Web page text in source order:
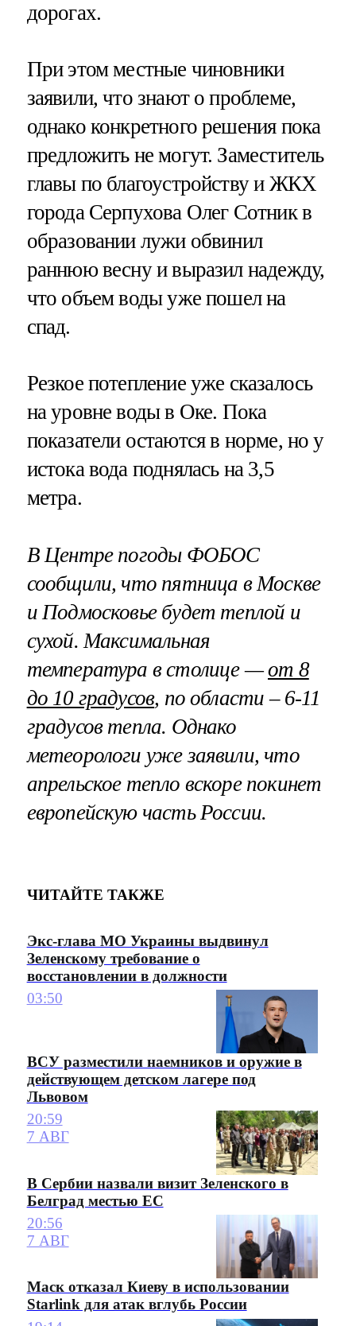
дорогах.
При этом местные чиновники
заявили, что знают о проблеме,
однако конкретного решения пока
предложить не могут. Заместитель
главы по благоустройству и ЖКХ
города Серпухова Олег Сотник в
образовании лужи обвинил
раннюю весну и выразил надежду,
что объем воды уже пошел на
спад.
Резкое потепление уже сказалось
на уровне воды в Оке. Пока
показатели остаются в норме, но у
истока вода поднялась на 3,5
метра.
В Центре погоды ФОБОС
сообщили, что пятница в Москве
и Подмосковье будет теплой и
сухой. Максимальная
температура в столице —от 8
до 10 градусов, по области – 6-11
градусов тепла. Однако
метеорологи уже заявили, что
апрельское тепло вскоре покинет
европейскую часть России.
ЧИТАЙТЕ ТАКЖЕ
Экс-глава МО Украины выдвинул
Зеленскому требование о
восстановлении в должности
03:50
ВСУ разместили наемников и оружие в
действующем детском лагере под
Львовом
20:59
7 АВГ
В Сербии назвали визит Зеленского в
Белград местью ЕС
20:56
7 АВГ
Маск отказал Киеву в использовании
Starlink для атак вглубь России